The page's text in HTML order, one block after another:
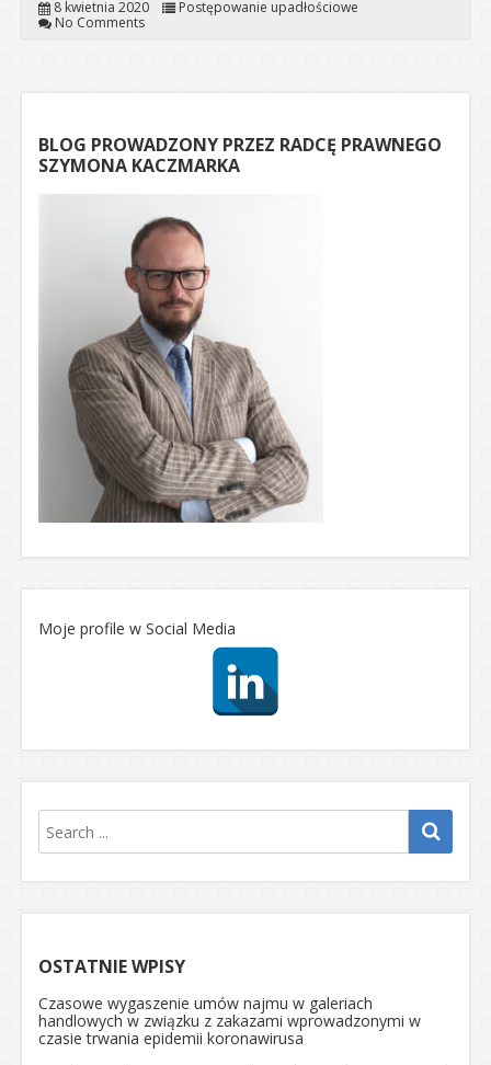
8 kwietnia 2020
Postępowanie upadłościowe
No Comments
BLOG PROWADZONY PRZEZ RADCĘ PRAWNEGO
SZYMONA KACZMARKA
Moje profile w Social Media
OSTATNIE WPISY
Czasowe wygaszenie umów najmu w galeriach
handlowych w związku z zakazami wprowadzonymi w
czasie trwania epidemii koronawirusa